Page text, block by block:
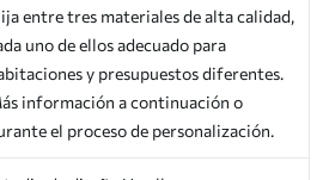
entre tres materiales de alta calidad,
uno de ellos adecuado para
y presupuestos diferentes.
información a continuación o
el proceso de personalización.